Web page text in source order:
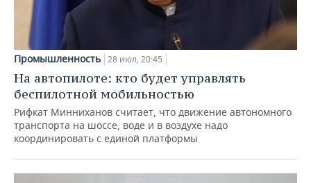
Промышленность 28 июл, 20:45
На автопилоте: кто будет управлять
беспилотной мобильностью
Рифкат Минниханов считает, что движение автономного
транспорта на шоссе, воде и в воздухе надо
координировать с единой платформы